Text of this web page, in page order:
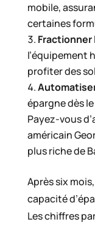
mobile,
certaines
Fractionner
l’équipement
profiter des
épargne dès
Payez-vous
américain
plus riche de
Après six
capacité
Les chiffres